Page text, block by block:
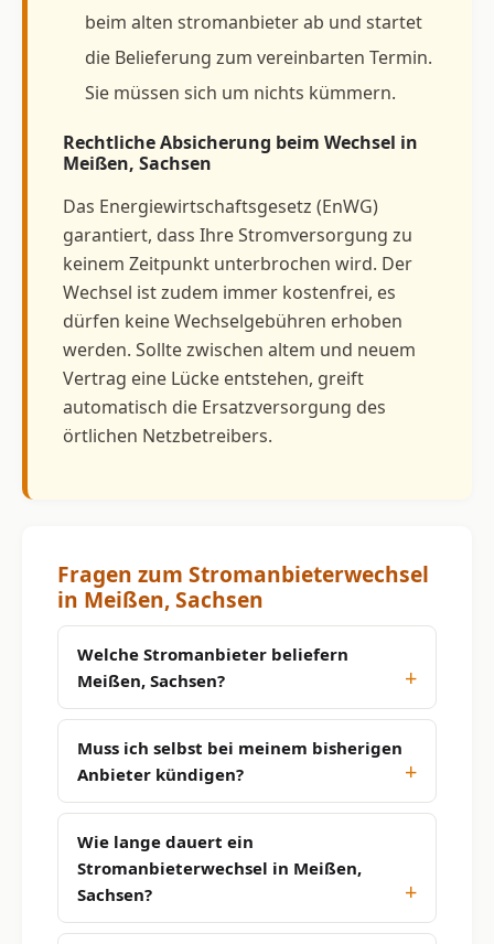
beim alten stromanbieter ab und startet
die Belieferung zum vereinbarten Termin.
Sie müssen sich um nichts kümmern.
Rechtliche Absicherung beim Wechsel in
Meißen, Sachsen
Das Energiewirtschaftsgesetz (EnWG)
garantiert, dass Ihre Stromversorgung zu
keinem Zeitpunkt unterbrochen wird. Der
Wechsel ist zudem immer kostenfrei, es
dürfen keine Wechselgebühren erhoben
werden. Sollte zwischen altem und neuem
Vertrag eine Lücke entstehen, greift
automatisch die Ersatzversorgung des
örtlichen Netzbetreibers.
Fragen zum Stromanbieterwechsel
in Meißen, Sachsen
Welche Stromanbieter beliefern
Meißen, Sachsen?
Muss ich selbst bei meinem bisherigen
Anbieter kündigen?
Wie lange dauert ein
Stromanbieterwechsel in Meißen,
Sachsen?